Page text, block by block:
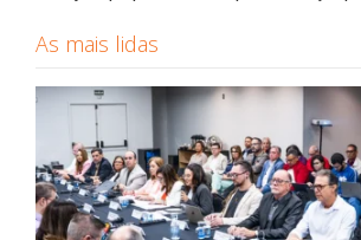
As mais lidas